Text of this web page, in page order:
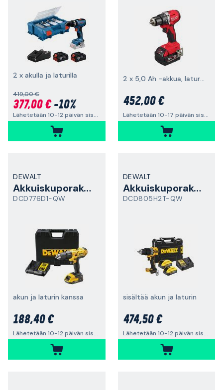
2 x akulla ja laturilla
419,00 €
377,00 €-10%
Lähetetään 10-12 päivän sisällä
2 x 5,0 Ah -akkua, laturi ja laukku
452,00 €
Lähetetään 10-17 päivän sisällä
DEWALT
Akkuiskuporakone
DCD776D1-QW
akun ja laturin kanssa
188,40 €
Lähetetään 10-12 päivän sisällä
DEWALT
Akkuiskuporakone
DCD805H2T-QW
sisältää akun ja laturin
474,50 €
Lähetetään 10-12 päivän sisällä